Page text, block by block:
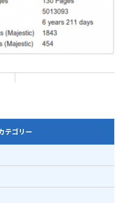
テゴリー